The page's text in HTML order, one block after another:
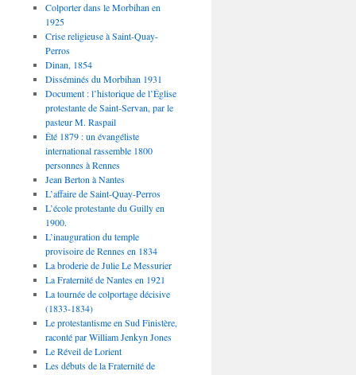
Colporter dans le Morbihan en
1925
Crise religieuse à Saint-Quay-
Perros
Dinan, 1854
Disséminés du Morbihan 1931
Document : l’historique de l’Église
protestante de Saint-Servan, par le
pasteur M. Raspail
Été 1879 : un évangéliste
international rassemble 1800
personnes à Rennes
Jean Berton à Nantes
L’affaire de Saint-Quay-Perros
L’école protestante du Guilly en
1900.
L’inauguration du temple
provisoire de Rennes en 1834
La broderie de Julie Le Messurier
La Fraternité de Nantes en 1921
La tournée de colportage décisive
(1833-1834)
Le protestantisme en Sud Finistère,
raconté par William Jenkyn Jones
Le Réveil de Lorient
Les débuts de la Fraternité de